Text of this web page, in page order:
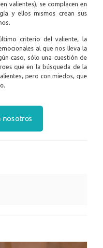
valientes), se complacen en
y ellos mismos crean sus
criterio del valiente, la
al que nos lleva la
caso, sólo una cuestión de
que en la búsqueda de la
pero con miedos, que
nosotros